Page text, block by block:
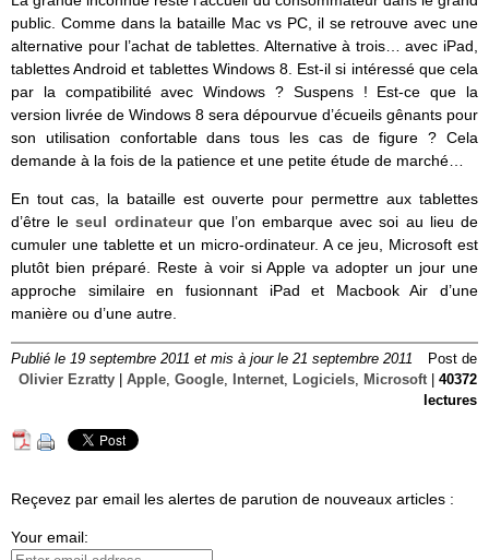
public. Comme dans la bataille Mac vs PC, il se retrouve avec une
alternative pour l’achat de tablettes. Alternative à trois… avec iPad,
tablettes Android et tablettes Windows 8. Est-il si intéressé que cela
par la compatibilité avec Windows ? Suspens ! Est-ce que la
version livrée de Windows 8 sera dépourvue d’écueils gênants pour
son utilisation confortable dans tous les cas de figure ? Cela
demande à la fois de la patience et une petite étude de marché…
En tout cas, la bataille est ouverte pour permettre aux tablettes
d’être leseul ordinateurque l’on embarque avec soi au lieu de
cumuler une tablette et un micro-ordinateur. A ce jeu, Microsoft est
plutôt bien préparé. Reste à voir si Apple va adopter un jour une
approche similaire en fusionnant iPad et Macbook Air d’une
manière ou d’une autre.
Publié le 19 septembre 2011 et mis à jour le 21 septembre 2011
Post de
Olivier Ezratty
Apple, Google, Internet, Logiciels, Microsoft| 40372
lectures
Reçevez par email les alertes de parution de nouveaux articles :
Your email: